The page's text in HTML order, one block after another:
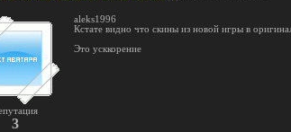
3
aleks1996
Кстате видно что скины из новой игры в
Это усккорение